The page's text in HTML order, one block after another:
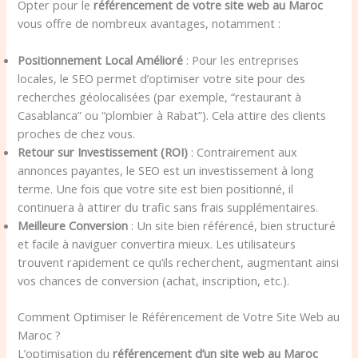
Opter pour leréférencement de votre site web au Maroc
vous offre de nombreux avantages, notamment :
Positionnement Local Amélioré : Pour les entreprises
locales, le SEO permet d’optimiser votre site pour des
recherches géolocalisées (par exemple, “restaurant à
Casablanca” ou “plombier à Rabat”). Cela attire des clients
proches de chez vous.
Retour sur Investissement (ROI) : Contrairement aux
annonces payantes, le SEO est un investissement à long
terme. Une fois que votre site est bien positionné, il
continuera à attirer du trafic sans frais supplémentaires.
Meilleure Conversion : Un site bien référencé, bien structuré
et facile à naviguer convertira mieux. Les utilisateurs
trouvent rapidement ce qu’ils recherchent, augmentant ainsi
vos chances de conversion (achat, inscription, etc.).
Comment Optimiser le Référencement de Votre Site Web au
Maroc ?
L’optimisation duréférencement d’un site web au Maroc